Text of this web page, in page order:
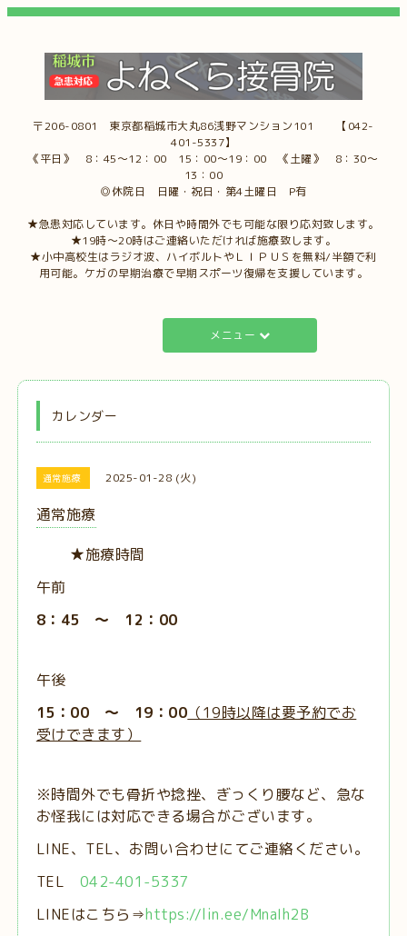
〒206-0801 東京都稲城市大丸86浅野マンション101 【042-
401-5337】
《平日》 8：45～12：00 15：00～19：00 《土曜》 8：30～
13：00
◎休院日 日曜・祝日・第4土曜日 P有
★急患対応しています。休日や時間外でも可能な限り応対致します。
★19時～20時はご連絡いただければ施療致します。
★小中高校生はラジオ波、ハイボルトやＬＩＰＵＳを無料/半額で利
用可能。ケガの早期治療で早期スポーツ復帰を支援しています。
メニュー
カレンダー
通常施療 2025-01-28 (火)
通常施療
★施療時間
午前
8：45 ～ 12：00
午後
15：00 ～ 19：00 （19時以降は要予約でお
受けできます）
※時間外でも骨折や捻挫、ぎっくり腰など、急な
お怪我には対応できる場合がございます。
LINE、TEL、お問い合わせにてご連絡ください。
TEL 042-401-5337
LINEはこちら⇒https://lin.ee/MnaIh2B